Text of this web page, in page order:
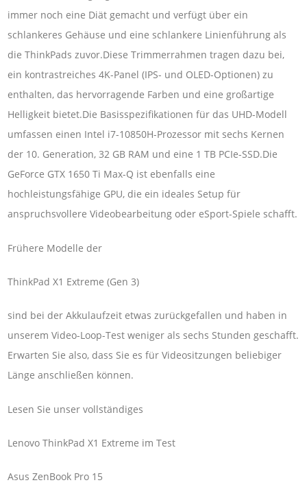
immer noch eine Diät gemacht und verfügt über ein
schlankeres Gehäuse und eine schlankere Linienführung als
die ThinkPads zuvor.Diese Trimmerrahmen tragen dazu bei,
ein kontrastreiches 4K-Panel (IPS- und OLED-Optionen) zu
enthalten, das hervorragende Farben und eine großartige
Helligkeit bietet.Die Basisspezifikationen für das UHD-Modell
umfassen einen Intel i7-10850H-Prozessor mit sechs Kernen
der 10. Generation, 32 GB RAM und eine 1 TB PCIe-SSD.Die
GeForce GTX 1650 Ti Max-Q ist ebenfalls eine
hochleistungsfähige GPU, die ein ideales Setup für
anspruchsvollere Videobearbeitung oder eSport-Spiele schafft.
Frühere Modelle der
ThinkPad X1 Extreme (Gen 3)
sind bei der Akkulaufzeit etwas zurückgefallen und haben in
unserem Video-Loop-Test weniger als sechs Stunden geschafft.
Erwarten Sie also, dass Sie es für Videositzungen beliebiger
Länge anschließen können.
Lesen Sie unser vollständiges
Lenovo ThinkPad X1 Extreme im Test
Asus ZenBook Pro 15